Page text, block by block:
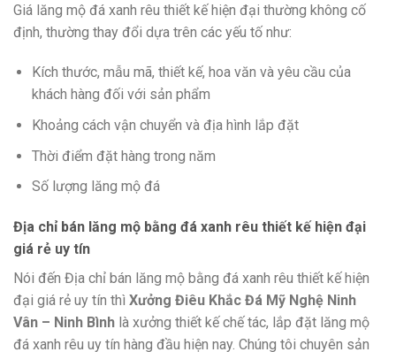
Giá lăng mộ đá xanh rêu thiết kế hiện đại thường không cố
định, thường thay đổi dựa trên các yếu tố như:
Kích thước, mẫu mã, thiết kế, hoa văn và yêu cầu của
khách hàng đối với sản phẩm
Khoảng cách vận chuyển và địa hình lắp đặt
Thời điểm đặt hàng trong năm
Số lượng lăng mộ đá
Địa chỉ bán lăng mộ bằng đá xanh rêu thiết kế hiện đại
giá rẻ uy tín
Nói đến Địa chỉ bán lăng mộ bằng đá xanh rêu thiết kế hiện
đại giá rẻ uy tín thì Xưởng Điêu Khắc Đá Mỹ Nghệ Ninh
Vân – Ninh Bình là xưởng thiết kế chế tác, lắp đặt lăng mộ
đá xanh rêu uy tín hàng đầu hiện nay. Chúng tôi chuyên sản